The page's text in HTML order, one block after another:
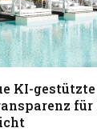
KI-
für